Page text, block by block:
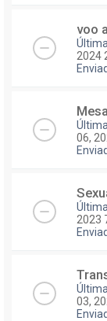
voo
2024
06,
2023
03,